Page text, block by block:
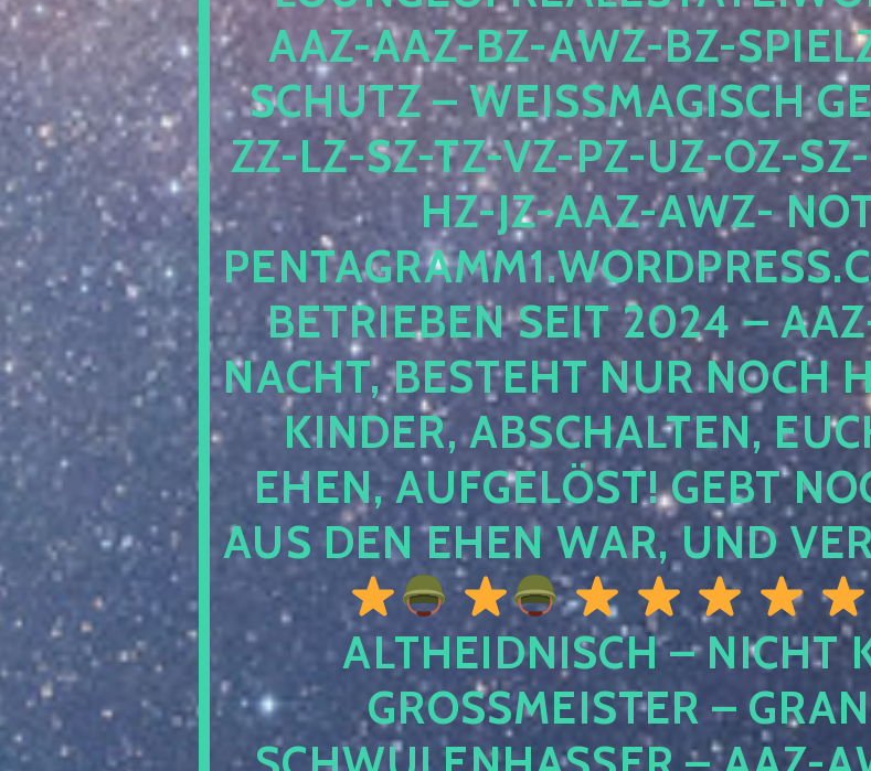
AZ-AAZ-BZ-AWZ-BZ-
CHUTZ – WEISSMAGISCH
-LZ-SZ-TZ-VZ-PZ-UZ-OZ-SZ-
-JZ-AAZ-AWZ-
TRIEBEN SEIT 2024 – AAZ-©
CHT, BESTEHT NUR NOCH
NDER, ABSCHALTEN, EUCH
EN, AUFGELÖST! GEBT
S DEN EHEN WAR, UND
ALTHEIDNISCH – NICHT
GROSSMEISTER –